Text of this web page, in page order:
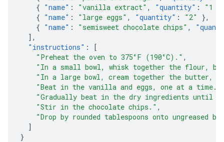
{ "name" : "vanilla extract" , "quantity" :
"1
{ "name" : "large eggs" , "quantity" : "2"
},
{ "name" : "semisweet chocolate chips" ,
],
"instructions" :
[
"Preheat the oven to 375°F (190°C)." ,
"In a small bowl, whisk together the flour,
"In a large bowl, cream together the butter,
"Beat in the vanilla and eggs, one at a time."
"Gradually beat in the dry ingredients until
"Stir in the chocolate chips." ,
"Drop by rounded tablespoons onto ungreased
]
}